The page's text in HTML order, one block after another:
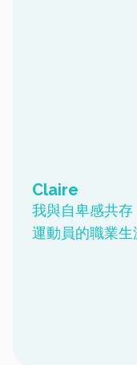
Claire
我與自卑感共
運動員的職業生